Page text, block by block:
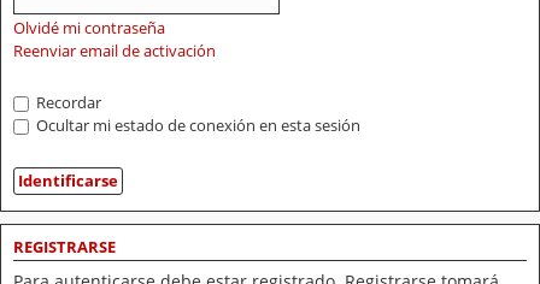
Olvidé mi contraseña
Reenviar email de activación
Recordar
Ocultar mi estado de conexión en esta sesión
REGISTRARSE